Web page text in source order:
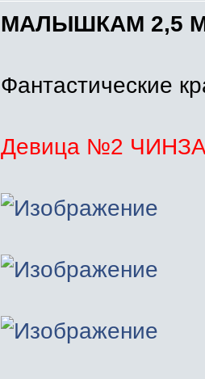
МАЛЫШКАМ 2,5
Фантастические
Девица №2